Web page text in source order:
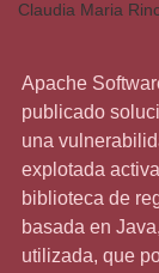
Claudia Maria
Apache
publicado
una
explotada
biblioteca de
basada en
utilizada, que